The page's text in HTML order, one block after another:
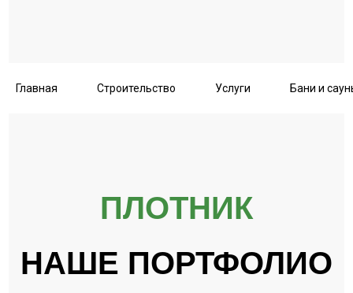
Главная Строительство Услуги Бани и
ПЛОТНИК
НАШЕ ПОРТФОЛИО